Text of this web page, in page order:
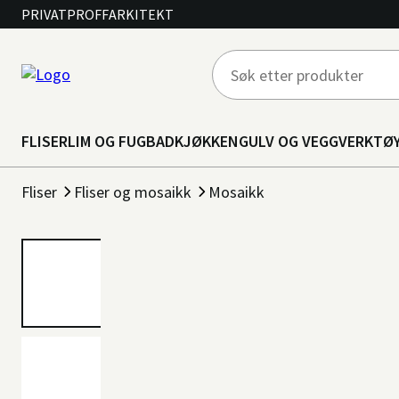
PRIVATPROFFARKITEKT
FLISERLIM OG FUGBADKJØKKENGULV OG VEGG
Fliser Fliser og mosaikk Mosaikk